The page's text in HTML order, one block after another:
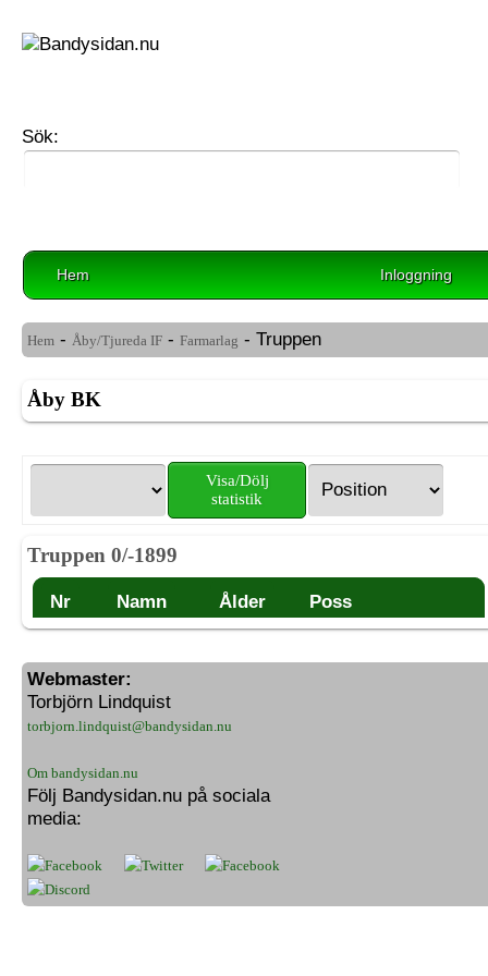
Sök:
Hem Inloggning
Hem - Åby/Tjureda IF - Farmarlag - Truppen
Åby BK
Visa/Dölj
statistik
Truppen 0/-1899
Nr Namn Ålder Poss
Webmaster:
Torbjörn Lindquist
torbjorn.lindquist@bandysidan.nu
Om bandysidan.nu
Följ Bandysidan.nu på sociala
media: